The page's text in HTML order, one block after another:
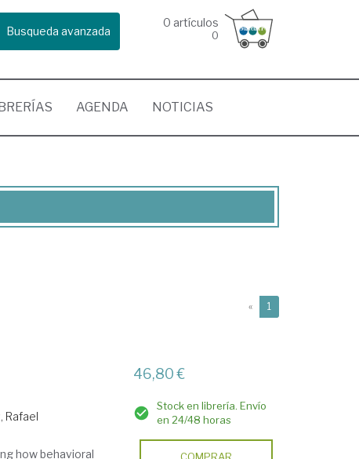
Busqueda avanzada
0 artículos
0
AGENDA NOTICIAS
« 1
Rafael
how behavioral
46,80 €
Stock en librería. Envío
en 24/48 horas